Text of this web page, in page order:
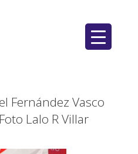
Fernández Vasco
Lalo R Villar